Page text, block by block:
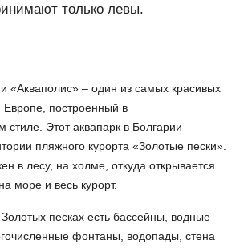
только левы.
«Акваполис» – один из самых красивых
Европе, построенный в
стиле. Этот аквапарк в Болгарии
пляжного курорта «Золотые пески».
в лесу, на холме, откуда открывается
море и весь курорт.
песках есть бассейны, водные
фонтаны, водопады, стена